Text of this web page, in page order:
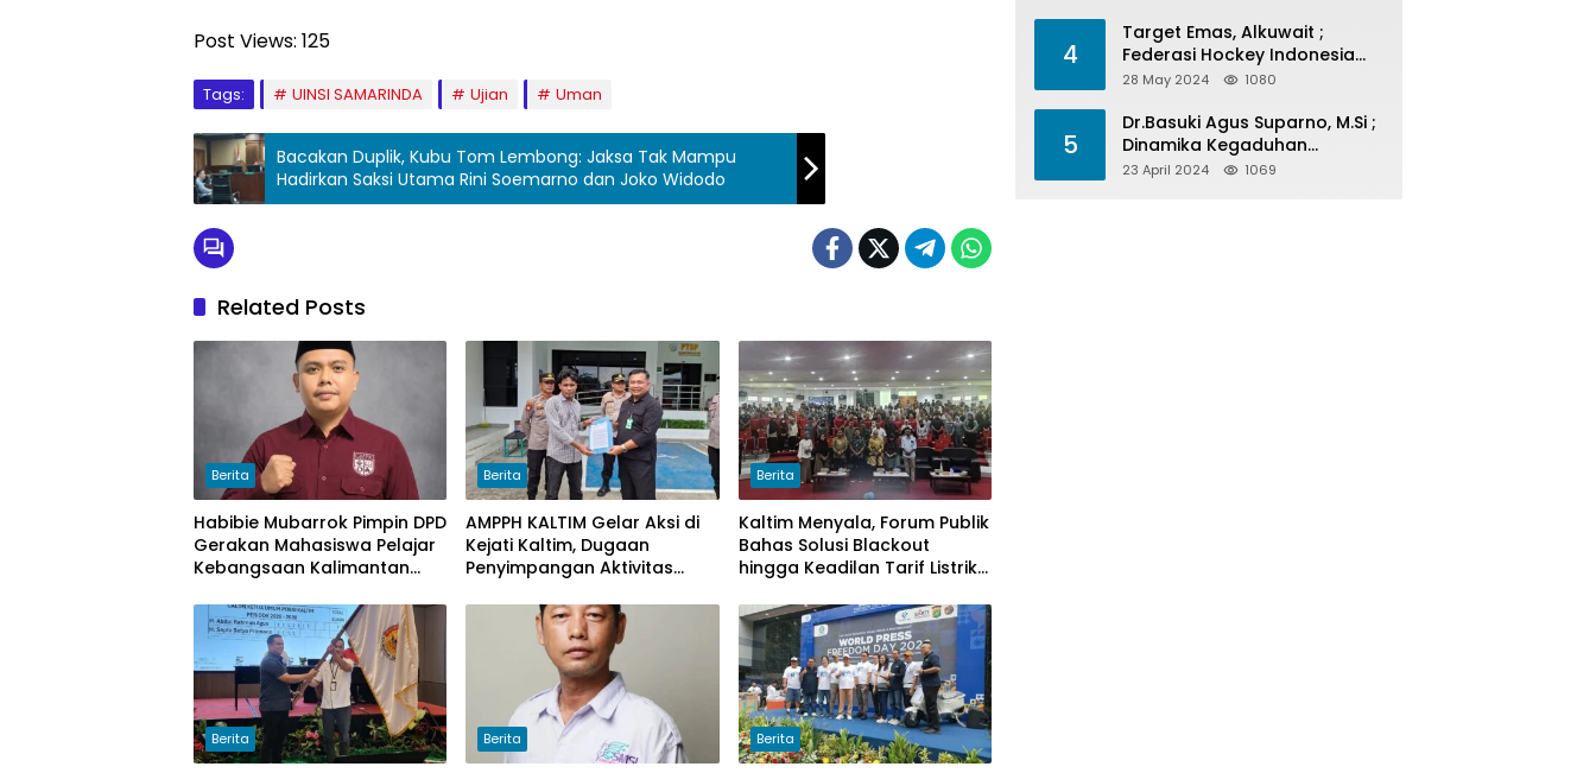
Post Views: 125
Tags: UINSI SAMARINDA Ujian Uman
Bacakan Duplik, Kubu Tom Lembong: Jaksa Tak Mampu
Hadirkan Saksi Utama Rini Soemarno dan Joko Widodo
Related Posts
Berita
Habibie Mubarrok Pimpin DPD
Gerakan Mahasiswa Pelajar
Kebangsaan Kalimantan
Berita
AMPPH KALTIM Gelar Aksi di
Kejati Kaltim, Dugaan
Penyimpangan Aktivitas
Sawit di Logpond Tubaan
Berita
Kaltim Menyala, Forum Publik
Bahas Solusi Blackout
hingga Keadilan Tarif Listrik
Berita Berita Berita
4
Target Emas, Alkuwait ;
Federasi Hockey Indonesia
Kota Balikpapan Siap Menjadi
28 May 2024 1080
5
Dr.Basuki Agus Suparno, M.Si ;
Dinamika Kegaduhan
Komunikasi Politik Jelang
23 April 2024 1069